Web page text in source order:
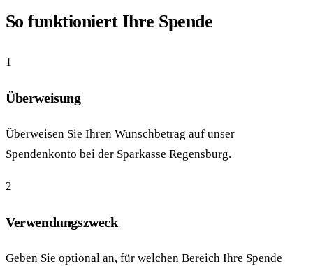
So funktioniert Ihre Spende
1
Überweisung
Überweisen Sie Ihren Wunschbetrag auf unser
Spendenkonto bei der Sparkasse Regensburg.
2
Verwendungszweck
Geben Sie optional an, für welchen Bereich Ihre Spende